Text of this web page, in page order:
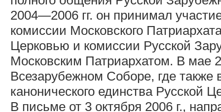
2004—2006 гг. он принимал
комиссии Московского
Церковью и комиссии Русской
Московским Патриархатом. В мае
Всезарубежном Соборе, где также
канонического единства Русской
В письме от 3 октября 2006 г.,